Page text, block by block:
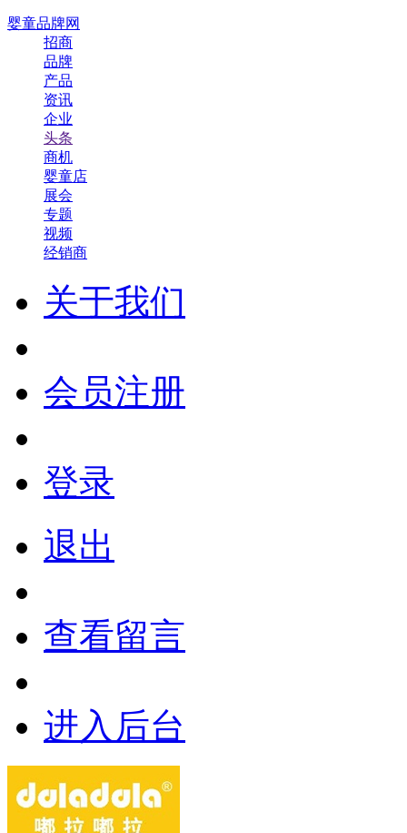
婴童品牌网
招商
品牌
产品
资讯
企业
头条
商机
婴童店
展会
专题
视频
经销商
关于我们
会员注册
登录
退出
查看留言
进入后台